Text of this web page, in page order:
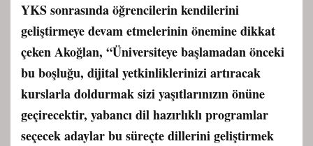
YKS sonrasında öğrencilerin kendilerini
geliştirmeye devam etmelerinin önemine dikkat
çeken Akoğlan, “Üniversiteye başlamadan önceki
bu boşluğu, dijital yetkinliklerinizi artıracak
kurslarla doldurmak sizi yaşıtlarınızın önüne
geçirecektir, yabancı dil hazırlıklı programlar
seçecek adaylar bu süreçte dillerini geliştirmek